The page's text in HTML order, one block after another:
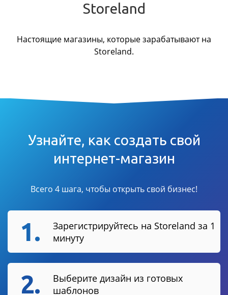
Storeland
Настоящие магазины, которые зарабатывают на
Storeland.
Узнайте, как создать свой
интернет-магазин
Всего 4 шага, чтобы открыть свой бизнес!
1.
Зарегистрируйтесь на Storeland за 1
минуту
2.
Выберите дизайн из готовых
шаблонов